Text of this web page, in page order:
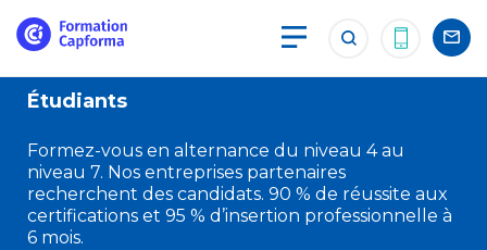
Étudiants
Formez-vous en alternance du niveau 4 au
niveau 7. Nos entreprises partenaires
recherchent des candidats. 90 % de réussite aux
certifications et 95 % d’insertion professionnelle à
6 mois.